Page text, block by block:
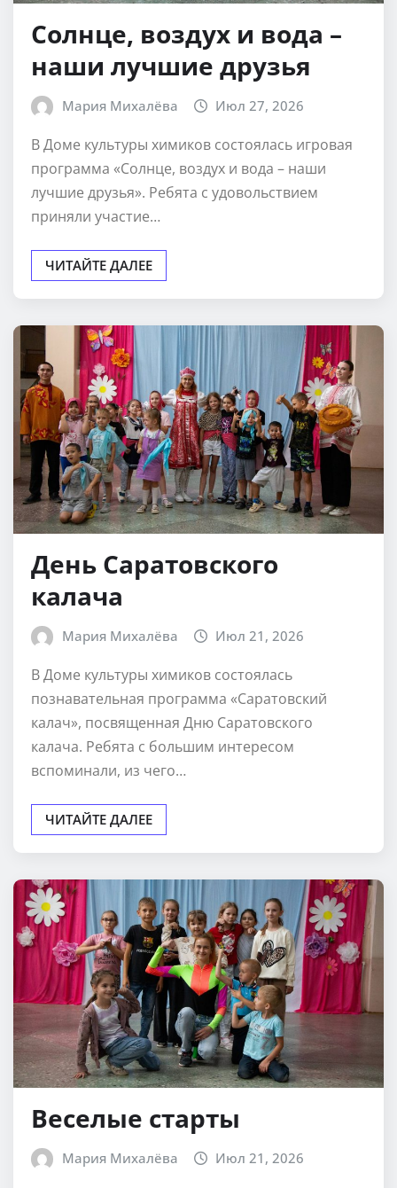
Солнце, воздух и вода –
наши лучшие друзья
Мария Михалёва Июл 27, 2026
В Доме культуры химиков состоялась игровая
программа «Солнце, воздух и вода – наши
лучшие друзья». Ребята с удовольствием
приняли участие…
ЧИТАЙТЕ ДАЛЕЕ
День Саратовского
калача
Мария Михалёва Июл 21, 2026
В Доме культуры химиков состоялась
познавательная программа «Саратовский
калач», посвященная Дню Саратовского
калача. Ребята с большим интересом
вспоминали, из чего…
ЧИТАЙТЕ ДАЛЕЕ
Веселые старты
Мария Михалёва Июл 21, 2026